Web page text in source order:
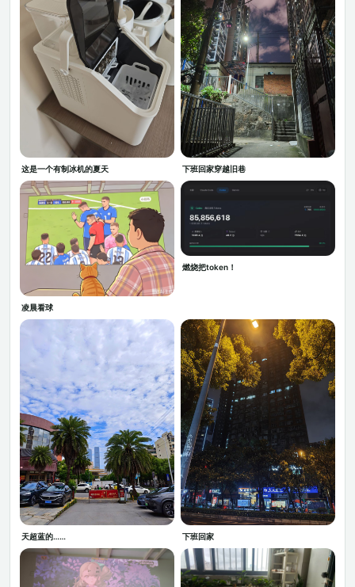
这是一个有制冰机的夏天 下班回家穿越旧巷
凌晨看球
燃烧把token！
天超蓝的…… 下班回家